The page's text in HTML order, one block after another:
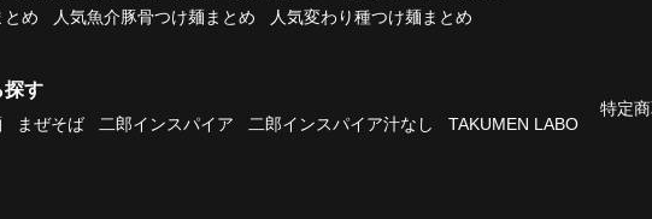
とめ
人気魚介豚骨つけ麺まとめ 人気変わり種つけ麺まとめ
探す
まぜそば 二郎インスパイア 二郎インスパイア汁なし
TAKUMEN LABO
特定